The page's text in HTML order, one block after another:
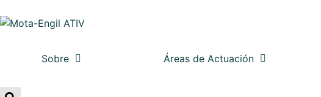
Sobre Áreas de Actuación